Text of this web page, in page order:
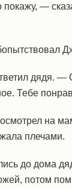
—
дядя. —
Тебе
на
плечами.
до дома
потом